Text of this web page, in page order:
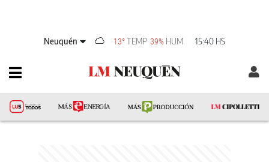
Neuquén 13°TEMP 39% HUM 15:40 HS